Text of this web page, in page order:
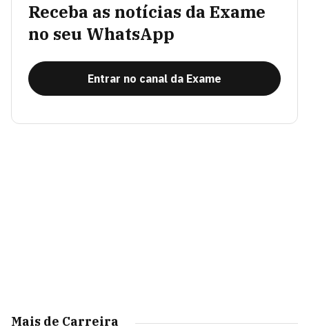
Receba as notícias da Exame
no seu WhatsApp
Entrar no canal da Exame
Mais de Carreira